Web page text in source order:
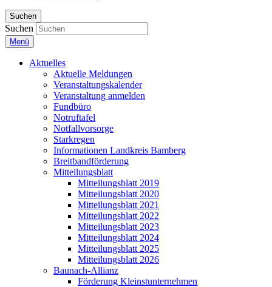
Suchen
Suchen
Menü
Aktuelles
Aktuelle Meldungen
Veranstaltungskalender
Veranstaltung anmelden
Fundbüro
Notruftafel
Notfallvorsorge
Starkregen
Informationen Landkreis Bamberg
Breitbandförderung
Mitteilungsblatt
Mitteilungsblatt 2019
Mitteilungsblatt 2020
Mitteilungsblatt 2021
Mitteilungsblatt 2022
Mitteilungsblatt 2023
Mitteilungsblatt 2024
Mitteilungsblatt 2025
Mitteilungsblatt 2026
Baunach-Allianz
Förderung Kleinstunternehmen